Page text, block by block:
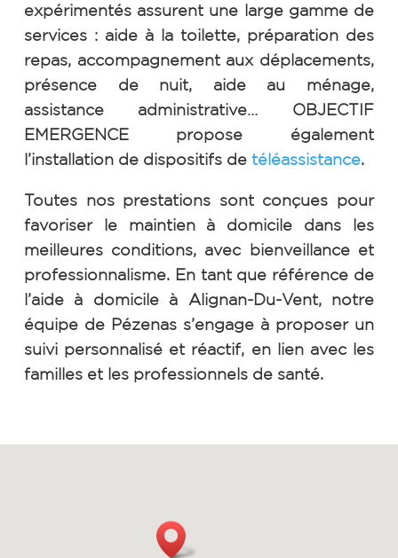
expérimentés assurent une large gamme de
services : aide à la toilette, préparation des
repas, accompagnement aux déplacements,
présence de nuit, aide au ménage,
assistance administrative… OBJECTIF
EMERGENCE propose également
l’installation de dispositifs de téléassistance.
Toutes nos prestations sont conçues pour
favoriser le maintien à domicile dans les
meilleures conditions, avec bienveillance et
professionnalisme. En tant que référence de
l’aide à domicile à Alignan-Du-Vent, notre
équipe de Pézenas s’engage à proposer un
suivi personnalisé et réactif, en lien avec les
familles et les professionnels de santé.